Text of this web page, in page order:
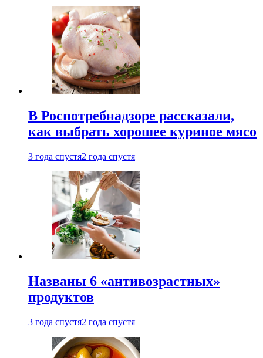
В Роспотребнадзоре рассказали,
как выбрать хорошее куриное мясо
3 года спустя2 года спустя
Названы 6 «антивозрастных»
продуктов
3 года спустя2 года спустя